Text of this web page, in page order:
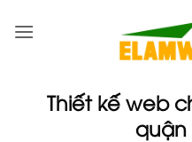
qua
Thiết kế web
quận